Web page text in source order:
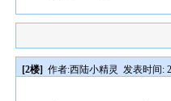
[2楼] 作者:西陆小精灵 发表时间: